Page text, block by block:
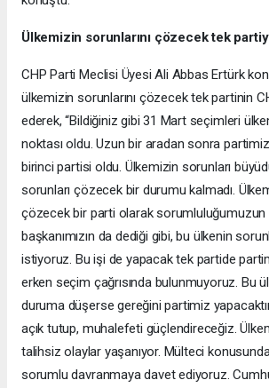
Ülkemizin sorunlarını çözecek tek
CHP Parti Meclisi Üyesi Ali Abbas Ertürk
ülkemizin sorunlarını çözecek tek partinin
ederek, “Bildiğiniz gibi 31 Mart seçimleri
noktası oldu. Uzun bir aradan sonra partimiz
birinci partisi oldu. Ülkemizin sorunları
sorunları çözecek bir durumu kalmadı.
çözecek bir parti olarak sorumluluğumuzun
başkanımızın da dediği gibi, bu ülkenin
istiyoruz. Bu işi de yapacak tek partide
erken seçim çağrısında bulunmuyoruz. Bu
duruma düşerse gereğini partimiz yapacaktır.
açık tutup, muhalefeti güçlendireceğiz.
talihsiz olaylar yaşanıyor. Mülteci
sorumlu davranmaya davet ediyoruz.